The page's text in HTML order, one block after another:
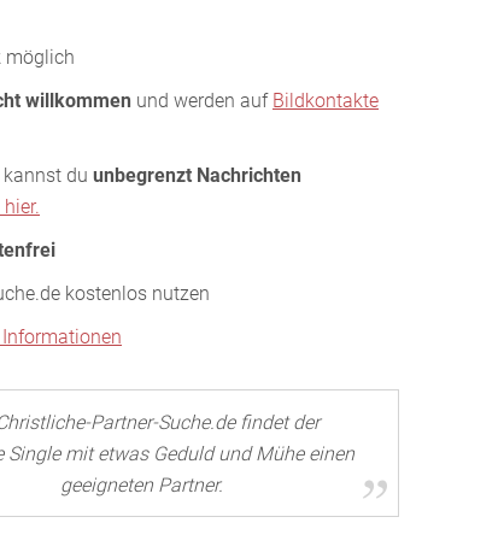
möglich
willkommen und werden auf Bildkontakte
du unbegrenzt Nachrichten
kostenlos nutzen
Partner-Suche.de findet der
Single mit etwas Geduld und Mühe einen
geeigneten Partner.